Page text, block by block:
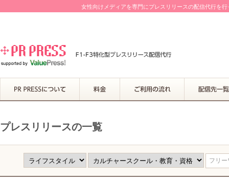
女性向けメディアを専門にプレスリリースの配信代行を
プレスリリースの一覧
フリ